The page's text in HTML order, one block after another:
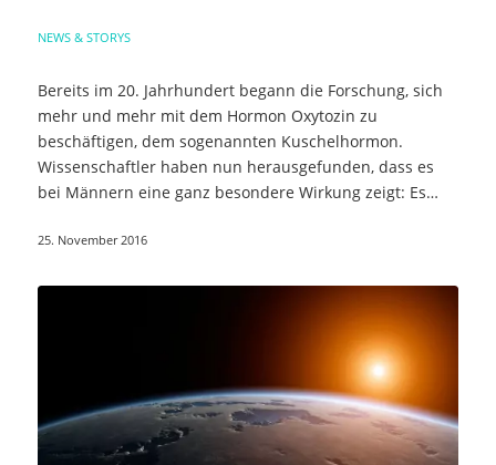
NEWS & STORYS
Bereits im 20. Jahrhundert begann die Forschung, sich
mehr und mehr mit dem Hormon Oxytozin zu
beschäftigen, dem sogenannten Kuschelhormon.
Wissenschaftler haben nun herausgefunden, dass es
bei Männern eine ganz besondere Wirkung zeigt: Es…
25. November 2016